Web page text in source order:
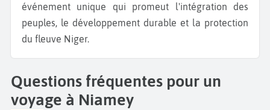
événement unique qui promeut l'intégration des
peuples, le développement durable et la protection
du fleuve Niger.
Questions fréquentes pour un
voyage à Niamey